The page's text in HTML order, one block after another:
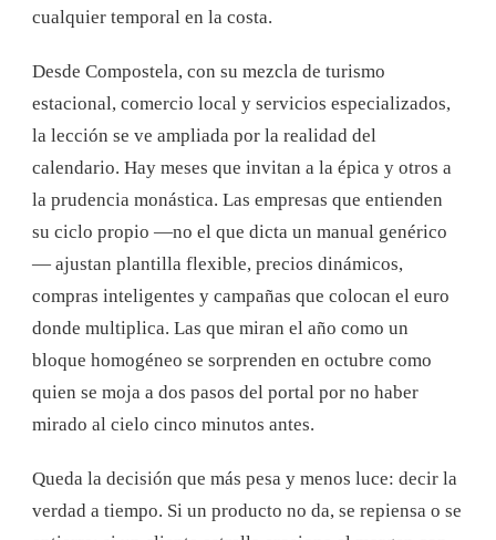
cualquier temporal en la costa.
Desde Compostela, con su mezcla de turismo
estacional, comercio local y servicios especializados,
la lección se ve ampliada por la realidad del
calendario. Hay meses que invitan a la épica y otros a
la prudencia monástica. Las empresas que entienden
su ciclo propio —no el que dicta un manual genérico
— ajustan plantilla flexible, precios dinámicos,
compras inteligentes y campañas que colocan el euro
donde multiplica. Las que miran el año como un
bloque homogéneo se sorprenden en octubre como
quien se moja a dos pasos del portal por no haber
mirado al cielo cinco minutos antes.
Queda la decisión que más pesa y menos luce: decir la
verdad a tiempo. Si un producto no da, se repiensa o se